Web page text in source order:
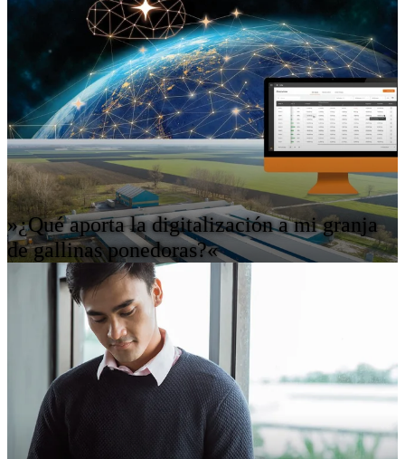
»¿Qué aporta la digitalización a mi granja
de gallinas ponedoras?«